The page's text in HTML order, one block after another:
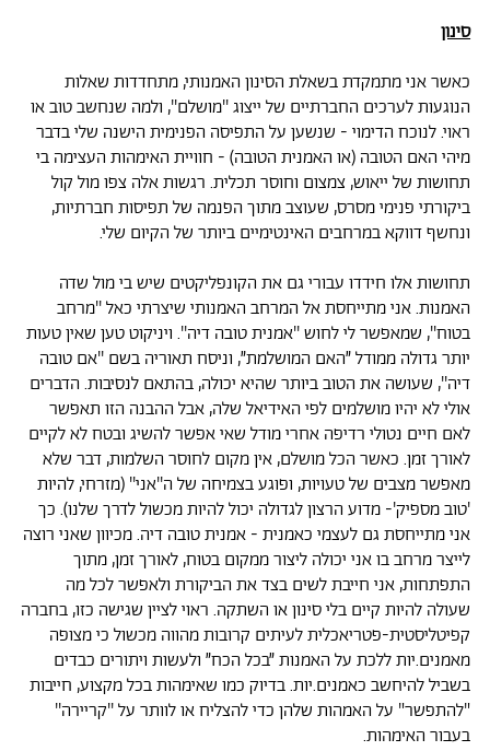
סינון
כאשר אני מתמקדת בשאלת הסינון האמנותי, מתחדדות שאלות
הנוגעות לערכים החברתיים של ייצוג ''מושלם'', ולמה שנחשב טוב או
ראוי. לנוכח הדימוי - שנשען על התפיסה הפנימית הישנה שלי בדבר
מיהי האם הטובה (או האמנית הטובה) - חוויית האימהות העצימה בי
תחושות של ייאוש, צמצום וחוסר תכלית. רגשות אלה צפו מול קול
ביקורתי פנימי מסרס, שעוצב מתוך הפנמה של תפיסות חברתיות,
ונחשף דווקא במרחבים האינטימיים ביותר של הקיום שלי.
תחושות אלו חידדו עבורי גם את הקונפליקטים שיש בי מול שדה
האמנות. אני מתייחסת אל המרחב האמנותי שיצרתי כאל ''מרחב
בטוח'', שמאפשר לי לחוש ''אמנית טובה דיה''. ויניקוט טען שאין טעות
יותר גדולה ממודל ״האם המושלמת״, וניסח תאוריה בשם ''אם טובה
דיה'', שעושה את הטוב ביותר שהיא יכולה, בהתאם לנסיבות. הדברים
אולי לא יהיו מושלמים לפי האידיאל שלה, אבל ההבנה הזו תאפשר
לאם חיים נטולי רדיפה אחרי מודל שאי אפשר להשיג ובטח לא לקיים
לאורך זמן. כאשר הכל מושלם, אין מקום לחוסר השלמות, דבר שלא
מאפשר מצבים של טעויות, ופוגע בצמיחה של ה''אני'' (מזרחי, להיות
'טוב מספיק'- מדוע הרצון לגדולה יכול להיות מכשול לדרך שלנו). כך
אני מתייחסת גם לעצמי כאמנית - אמנית טובה דיה. מכיוון שאני רוצה
לייצר מרחב בו אני יכולה ליצור ממקום בטוח, לאורך זמן, מתוך
התפתחות, אני חייבת לשים בצד את הביקורת ולאפשר לכל מה
שעולה להיות קיים בלי סינון או השתקה. ראוי לציין שגישה כזו, בחברה
קפיטליסטית-פטריאכלית לעיתים קרובות מהווה מכשול כי מצופה
מאמנים.יות ללכת על האמנות ״בכל הכח״ ולעשות ויתורים כבדים
בשביל להיחשב כאמנים.יות. בדיוק כמו שאימהות בכל מקצוע, חייבות
"להתפשר" על האמהות שלהן כדי להצליח או לוותר על ''קריירה''
בעבור האימהות.